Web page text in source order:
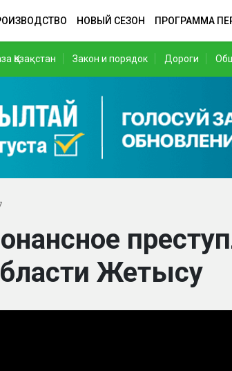
НОВЫЙ СЕЗОН ПРОГРАММА
Қазақстан Закон и порядок Дороги
Жетысу